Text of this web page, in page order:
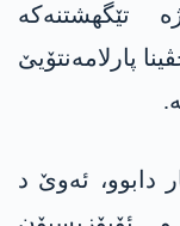
تێگهشتنەکە
پارلامەنتۆیێ
دابوو، ئەوێ د